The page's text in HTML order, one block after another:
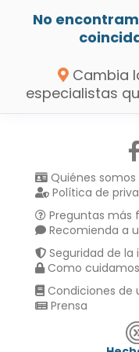
No
Cambia
especialistas
Quiénes somos
Política de
Preguntas más
Recomienda a
Seguridad de
Como
Condiciones de
Prensa